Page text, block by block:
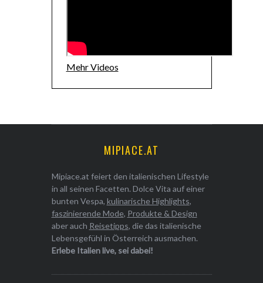
Mehr Videos
MIPIACE.AT
Mipiace.at feiert den italienischen Lifestyle
in all seinen Facetten. Dolce Vita auf einer
bunten Vespa, kulinarische Highlights,
faszinierende Mode, Produkte & Design
aber auch Reisetipps, die das italienische
Lebensgefühl in Österreich ausmachen.
Erlebe Italien live, sei dabei!